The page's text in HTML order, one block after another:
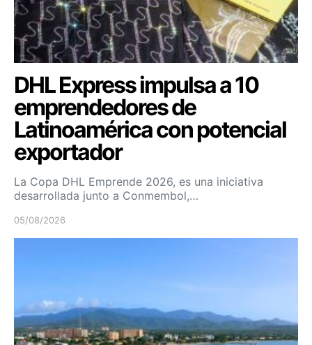
DHL Express impulsa a 10
emprendedores de
Latinoamérica con potencial
exportador
La Copa DHL Emprende 2026, es una iniciativa
desarrollada junto a Conmembol,…
05/08/2026